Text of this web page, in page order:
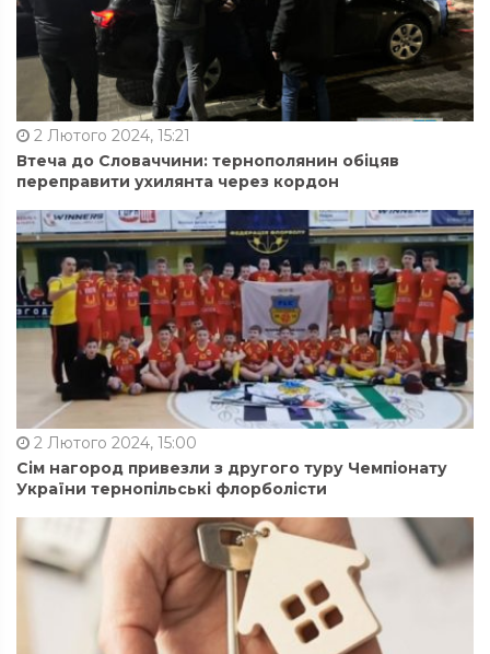
2 Лютого 2024, 15:21
Втеча до Словаччини: тернополянин обіцяв
переправити ухилянта через кордон
2 Лютого 2024, 15:00
Сім нагород привезли з другого туру Чемпіонату
України тернопільські флорболісти